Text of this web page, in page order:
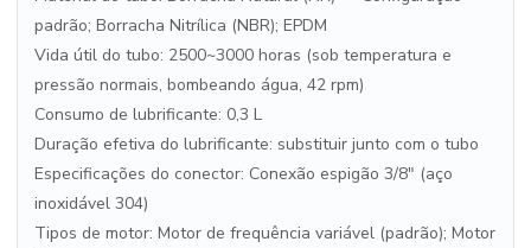
padrão; Borracha Nitrílica (NBR); EPDM
Vida útil do tubo: 2500~3000 horas (sob temperatura e
pressão normais, bombeando água, 42 rpm)
Consumo de lubrificante: 0,3 L
Duração efetiva do lubrificante: substituir junto com o tubo
Especificações do conector: Conexão espigão 3/8″ (aço
inoxidável 304)
Tipos de motor: Motor de frequência variável (padrão); Motor